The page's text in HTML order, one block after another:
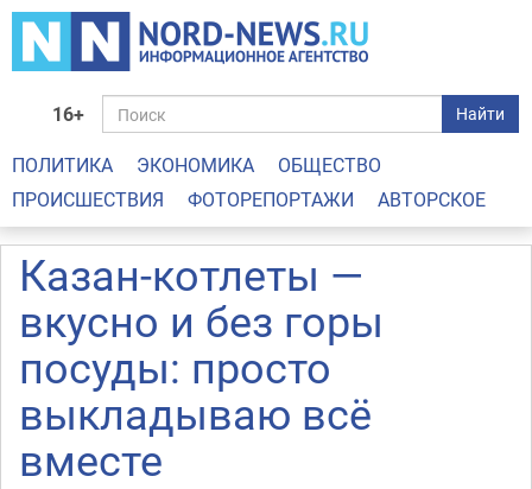
16+ Найти
ПОЛИТИКА ЭКОНОМИКА
ОБЩЕСТВО
ПРОИСШЕСТВИЯ
ФОТОРЕПОРТАЖИ АВТОРСКОЕ
Казан-котлеты —
вкусно и без горы
посуды: просто
выкладываю всё
вместе